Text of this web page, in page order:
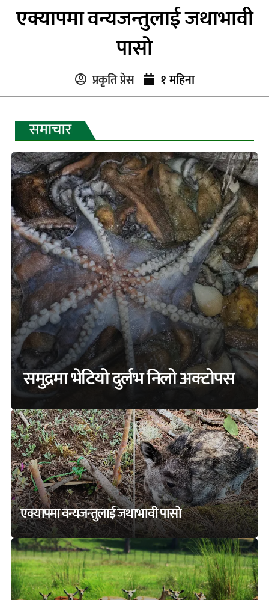
एक्यापमा वन्यजन्तुलाई जथाभावी
पासो
प्रकृति प्रेस १ महिना
समुद्रमा भेटियो दुर्लभ निलो अक्टोपस
एक्यापमा वन्यजन्तुलाई जथाभावी पासो